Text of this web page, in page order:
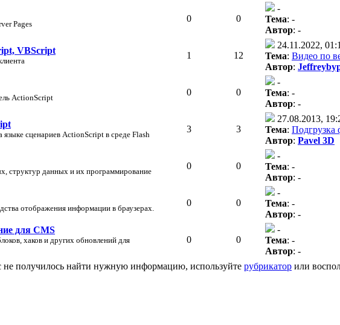
Pages
0 0
-
Тема: -
Автор: -
VBScript
1 12
24.11.2022,
Тема: Видео по
Автор:
ActionScript
0 0
-
Тема: -
Автор: -
сценариев ActionScript в среде Flash
3 3
27.08.2013,
Тема: Подгрузка
Автор: Pavel 3D
структур данных и их программирование
0 0
-
Тема: -
Автор: -
отображения информации в браузерах.
0 0
-
Тема: -
Автор: -
для CMS
хаков и других обновлений для
0 0
-
Тема: -
Автор: -
получилось найти нужную информацию, используйте рубрикатор или